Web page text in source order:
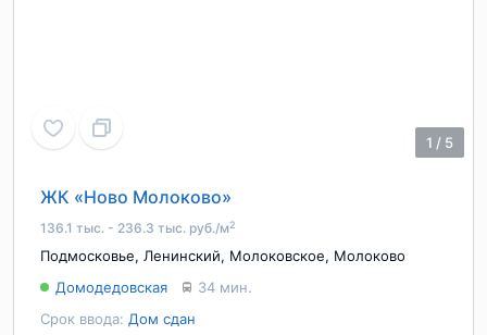
1 / 5
ЖК «Ново Молоково»
136.1 тыс. - 236.3 тыс. руб./м2
Подмосковье, Ленинский, Молоковское, Молоково
Срок ввода: Дом сдан
Домодедовская 34 мин.